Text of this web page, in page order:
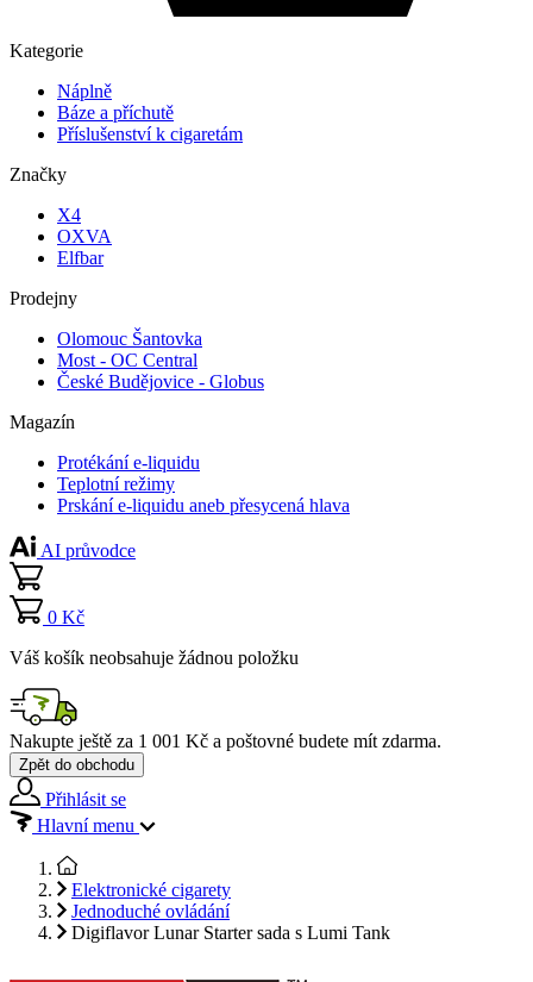
Kategorie
Náplně
Báze a příchutě
Příslušenství k cigaretám
Značky
X4
OXVA
Elfbar
Prodejny
Olomouc Šantovka
Most - OC Central
České Budějovice - Globus
Magazín
Protékání e-liquidu
Teplotní režimy
Prskání e-liquidu aneb přesycená hlava
AI průvodce
0 Kč
Váš košík neobsahuje žádnou položku
Nakupte ještě za 1 001 Kč a poštovné budete mít zdarma.
Zpět do obchodu
Přihlásit se
Hlavní menu
Elektronické cigarety
Jednoduché ovládání
Digiflavor Lunar Starter sada s Lumi Tank